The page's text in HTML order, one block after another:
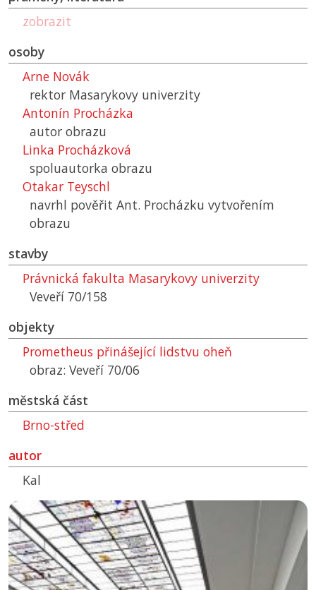
zobrazit
osoby
Arne Novák
rektor Masarykovy univerzity
Antonín Procházka
autor obrazu
Linka Procházková
spoluautorka obrazu
Otakar Teyschl
navrhl pověřit Ant. Procházku vytvořením
obrazu
stavby
Právnická fakulta Masarykovy univerzity
Veveří 70/158
objekty
Prometheus přinášející lidstvu oheň
obraz: Veveří 70/06
městská část
Brno-střed
autor
Kal